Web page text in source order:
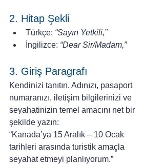
2. Hitap Şekli
Türkçe: “Sayın Yetkili,”
İngilizce: “Dear Sir/Madam,”
3. Giriş Paragrafı
Kendinizi tanıtın. Adınızı, pasaport
numaranızı, iletişim bilgilerinizi ve
seyahatinizin temel amacını net bir
şekilde yazın:
“Kanada’ya 15 Aralık – 10 Ocak
tarihleri arasında turistik amaçla
seyahat etmeyi planlıyorum.”